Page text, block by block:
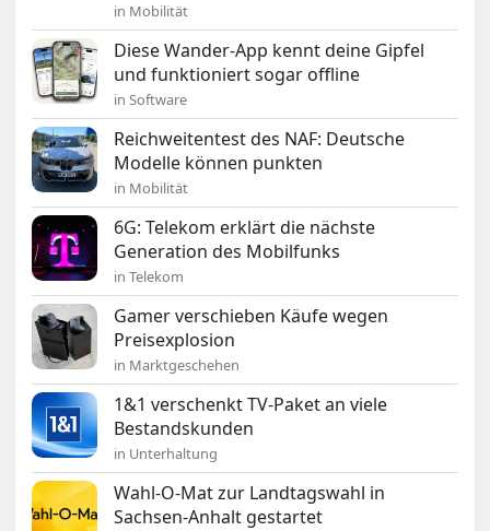
in Mobilität
Diese Wander-App kennt deine Gipfel
und funktioniert sogar offline
in Software
Reichweitentest des NAF: Deutsche
Modelle können punkten
in Mobilität
6G: Telekom erklärt die nächste
Generation des Mobilfunks
in Telekom
Gamer verschieben Käufe wegen
Preisexplosion
in Marktgeschehen
1&1 verschenkt TV-Paket an viele
Bestandskunden
in Unterhaltung
Wahl-O-Mat zur Landtagswahl in
Sachsen-Anhalt gestartet